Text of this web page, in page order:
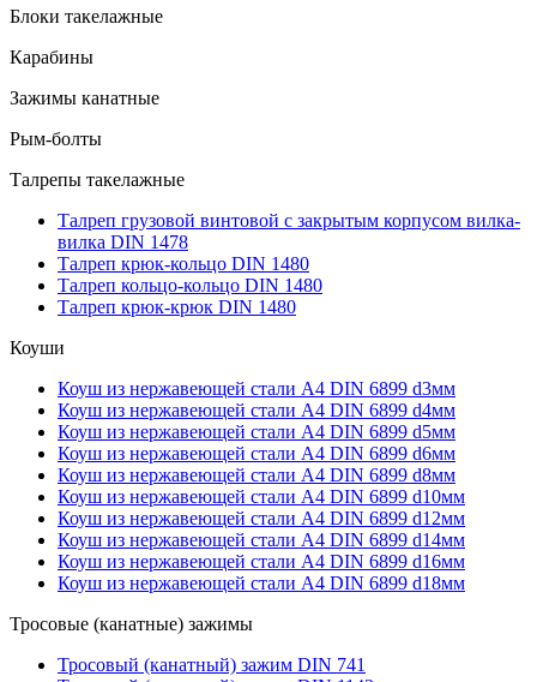
Блоки такелажные
Карабины
Зажимы канатные
Рым-болты
Талрепы такелажные
Талреп грузовой винтовой с закрытым корпусом вилка-
вилка DIN 1478
Талреп крюк-кольцо DIN 1480
Талреп кольцо-кольцо DIN 1480
Талреп крюк-крюк DIN 1480
Коуши
Коуш из нержавеющей стали А4 DIN 6899 d3мм
Коуш из нержавеющей стали А4 DIN 6899 d4мм
Коуш из нержавеющей стали А4 DIN 6899 d5мм
Коуш из нержавеющей стали А4 DIN 6899 d6мм
Коуш из нержавеющей стали А4 DIN 6899 d8мм
Коуш из нержавеющей стали А4 DIN 6899 d10мм
Коуш из нержавеющей стали А4 DIN 6899 d12мм
Коуш из нержавеющей стали А4 DIN 6899 d14мм
Коуш из нержавеющей стали А4 DIN 6899 d16мм
Коуш из нержавеющей стали А4 DIN 6899 d18мм
Тросовые (канатные) зажимы
Тросовый (канатный) зажим DIN 741